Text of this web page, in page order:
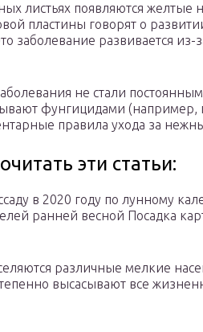
листьях появляются желтые
пластины говорят о
заболевание развивается из-
не стали
фунгицидами (например,
правила ухода за
эти статьи:
в 2020 году по лунному
ранней весной Посадка
различные мелкие
высасывают все